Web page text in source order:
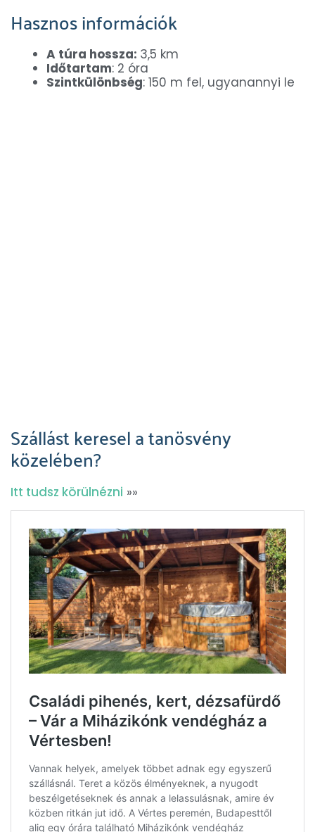
Hasznos információk
A túra hossza: 3,5 km
Időtartam: 2 óra
Szintkülönbség: 150 m fel, ugyanannyi le
Szállást keresel a tanösvény
közelében?
Itt tudsz körülnézni »»